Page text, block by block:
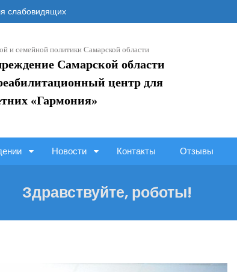
слабовидящих
и семейной политики Самарской области
Самарской области
центр для
«Гармония»
Новости Контакты Отзывы
Здравствуйте, роботы!